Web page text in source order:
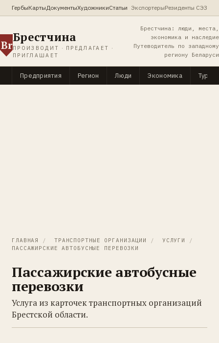
ГербыКартыДокументыХудожникиСтатьи ЭкспортерыРезиденты СЭЗ
Br
Брестчина
ПРОИЗВОДИТ · ПРЕДЛАГАЕТ ·
ПРИГЛАШАЕТ
Брестчина: люди, места,
экономика и наследие
Путеводитель по западному
региону Беларуси
Предприятия Регион Люди Экономика
ГЛАВНАЯ / ТРАНСПОРТНЫЕ ОРГАНИЗАЦИИ / УСЛУГИ
/
ПАССАЖИРСКИЕ АВТОБУСНЫЕ ПЕРЕВОЗКИ
Пассажирские автобусные
перевозки
Услуга из карточек транспортных организаций
Брестской области.